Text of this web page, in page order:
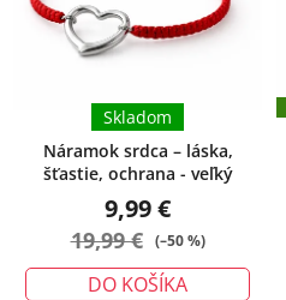
Náramok srdca – láska,
šťastie, ochrana - veľký
Skladom
9,99 €
19,99 € (–50 %)
DO KOŠÍKA